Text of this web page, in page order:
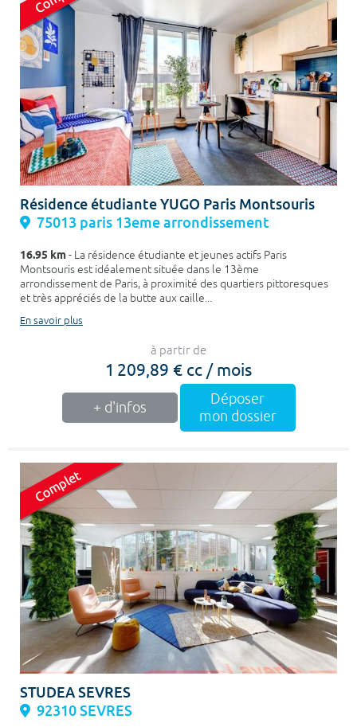
Résidence étudiante YUGO Paris Montsouris
75013 paris 13eme arrondissement
16.95 km- La résidence étudiante et jeunes actifs Paris
Montsouris est idéalement située dans le 13ème
arrondissement de Paris, à proximité des quartiers pittoresques
et très appréciés de la butte aux caille...
En savoir plus
à partir de
1 209,89 € cc / mois
+ d'infos
Déposer
mon dossier
STUDEA SEVRES
92310 SEVRES